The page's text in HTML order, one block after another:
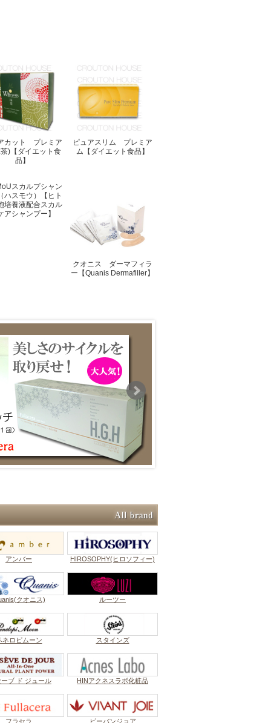
カット プレミア
)【ダイエット食
品】
ピュアスリム プレミア
ム【ダイエット食品】
スカルプシャン
ハスモウ）【ヒト
培養液配合スカル
アシャンプー】
クオニス ダーマフィラ
ー【Quanis Dermafiller】
アンバー HIROSOPHY(ヒロソフィー)
クオニス) ルーツー
ネロピムーン スタインズ
ブ ド ジュール HINアクネスラボ化粧品
フラセラ ビーバンジョア